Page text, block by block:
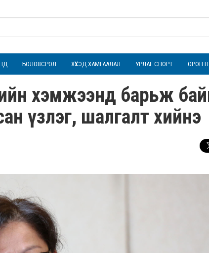
БОЛОВСРОЛ ХҮҮХЭД ХАМГААЛАЛ УРЛАГ СПОРТ ОРОН
хэмжээнд барьж
үзлэг, шалгалт хийнэ